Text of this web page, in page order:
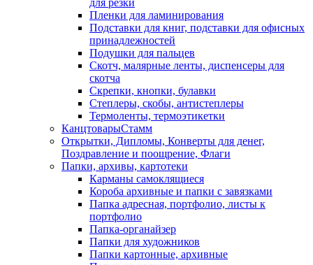
для резки
Пленки для ламинирования
Подставки для книг, подставки для офисных
принадлежностей
Подушки для пальцев
Скотч, малярные ленты, диспенсеры для
скотча
Скрепки, кнопки, булавки
Степлеры, скобы, антистеплеры
Термоленты, термоэтикетки
КанцтоварыСтамм
Открытки, Дипломы, Конверты для денег,
Поздравление и поощрение, Флаги
Папки, архивы, картотеки
Карманы самоклящиеся
Короба архивные и папки с завязками
Папка адресная, портфолио, листы к
портфолио
Папка-органайзер
Папки для художников
Папки картонные, архивные